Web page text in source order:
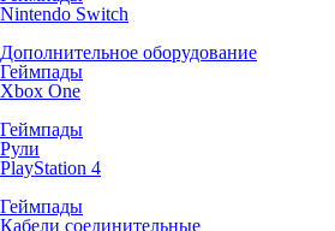
Nintendo Switch
Дополнительное оборудование
Геймпады
Xbox One
Геймпады
Рули
PlayStation 4
Геймпады
Кабели соединительные